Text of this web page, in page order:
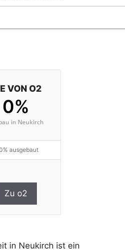
VON O2
0%
in Neukirch
ausgebaut
Zu o2
in Neukirch ist ein